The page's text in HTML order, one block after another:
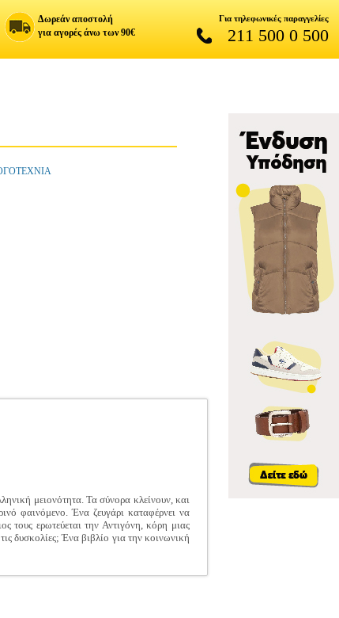
Δωρεάν αποστολή
για αγορές άνω των 90€
Για τηλεφωνικές παραγγελίες
211 500 0 500
μειονότητα. Τα σύνορα κλείνουν, και
φαινόμενο. Ένα ζευγάρι καταφέρνει να
ερωτεύεται την Αντιγόνη, κόρη μιας
δυσκολίες; Ένα βιβλίο για την κοινωνική